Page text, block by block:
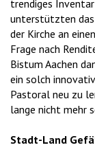
trendiges
unterstützten
der Kirche an
Frage nach
Bistum Aachen
ein solch
Pastoral neu zu
lange nicht mehr
Stadt-Land